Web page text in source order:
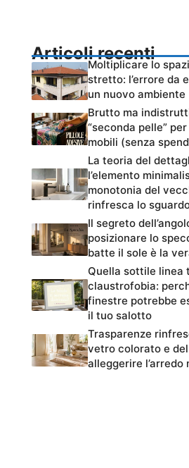
Articoli recenti
Moltiplicare lo
stretto: l’errore da
un nuovo ambiente
Brutto ma
“seconda pelle”
mobili (senza
La teoria del
l’elemento
monotonia del
rinfresca lo
Il segreto
posizionare lo
batte il sole è la
Quella sottile linea
claustrofobia:
finestre potrebbe
il tuo salotto
Trasparenze
vetro colorato e
alleggerire l’arredo